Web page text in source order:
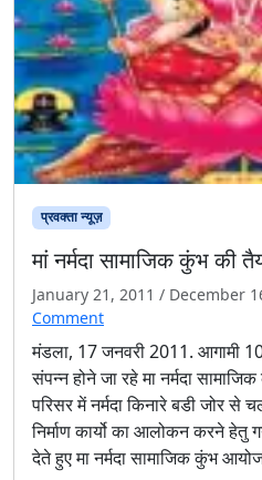
प्रवक्ता न्यूज़
मां नर्मदा सामाजिक कुंभ की
January 21, 2011 / December
Commento
मां
न
र्म
दा
सा
मंडला, 17 जनवरी 2011. आगामी
संपन्न होने जा रहे मा नर्मदा सामाजिक
परिसर में नर्मदा किनारे बडी जोर से
निर्माण कार्यो का आलोकन करने हेतु
देते हुए मा नर्मदा सामाजिक कुंभ